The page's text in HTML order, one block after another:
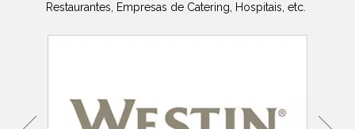
Restaurantes, Empresas de Catering, Hospitais, etc.